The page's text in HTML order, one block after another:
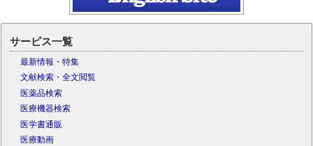
サービス一覧
最新情報・特集
文献検索・全文閲覧
医薬品検索
医療機器検索
医学書通販
医療動画